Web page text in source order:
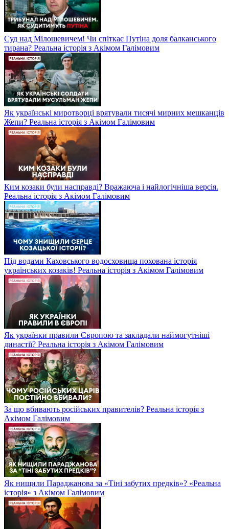
Суд над Мілошевичем! Чи спіткає Путіна доля балканського
тирана? Реальна історія з Акімом Галімовим
Як українські миротворці врятували тисячі мирних мешканців
Жепи? Реальна історія з Акімом Галімовим
Ким козаки були насправді? Вражаюча і найлогічніша версія.
Реальна історія з Акімом Галімовим
Під водами Каховського водосховища похована історія
українських козаків! Реальна історія з Акімом Галімовим
Як українки правили Європою та закладали наймогутніші
династії? Реальна історія з Акімом Галімовим
За що вбивають російських правителів? Реальна історія з
Акімом Галімовим
Як нищили Параджанова за «Тіні забутих предків»? «Реальна
історія» з Акімом Галімовим